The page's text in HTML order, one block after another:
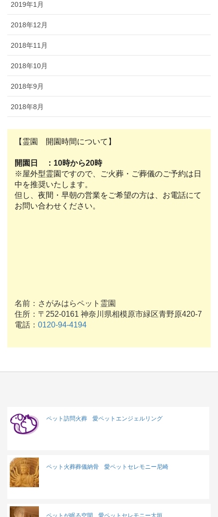
2019年1月
2018年12月
2018年11月
2018年10月
2018年9月
2018年8月
【霊園 開園時間について】
開園日 ：10時から20時
※屋外型霊園ですので、ご火葬・ご葬儀のご予約は日
中を推奨いたします。
但し、夜間・早朝の営業をご希望の方は、お電話にて
お問い合わせください。
名前：さがみはらペット霊園
住所：〒252-0161 神奈川県相模原市緑区青野原420-7
電話： 0120-94-4194
ペット訪問火葬 愛ペットエンジェルリング
ペット火葬葬儀納骨 愛ペットセレモニー尼崎
ペットが眠る空間 愛ペットセレモニー大垣